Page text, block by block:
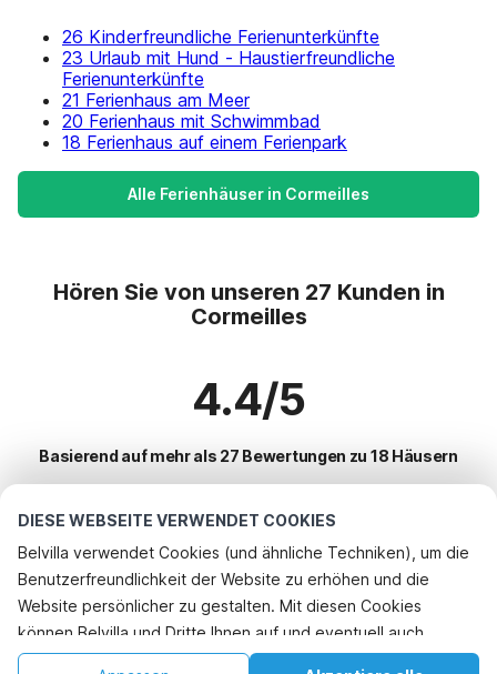
DIESE WEBSEITE VERWENDET COOKIES
Belvilla verwendet Cookies (und ähnliche Techniken), um die
Benutzerfreundlichkeit der Website zu erhöhen und die
Website persönlicher zu gestalten. Mit diesen Cookies
können Belvilla und Dritte Ihnen auf und eventuell auch
außerhalb unserer Website folgen, um Werbung Ihren
26 Kinderfreundliche Ferienunterkünfte
23 Urlaub mit Hund - Haustierfreundliche
Ferienunterkünfte
21 Ferienhaus am Meer
20 Ferienhaus mit Schwimmbad
18 Ferienhaus auf einem Ferienpark
Alle Ferienhäuser in Cormeilles
Hören Sie von unseren 27 Kunden in
Cormeilles
4.4/5
Basierend auf mehr als 27 Bewertungen zu 18 Häusern
Beliebteste Reiseziele für Urlaub
Top-Städte mit Top-Annehmlichkeiten für den Urlaub
Kinderfreundliche Ferienunterkünfte bayeux
Kinderfreundliche Ferienunterkünfte saint-germain-du-pert
Beliebte Ausstattungen für Urlaub in Cormeilles
Kinderfreundliche Ferienunterkünfte
Telefonisch buchen